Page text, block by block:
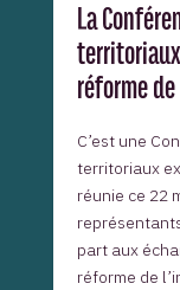
La
réforme
C’est une
territoriaux
réunie ce 22
part aux
réforme de